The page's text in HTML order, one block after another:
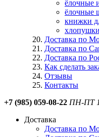
ёлочные
ёлочные
книжки
Доставка по
Доставка по
Доставка по
Как сделать
Отзывы
Контакты
+7 (985) 059-08-22 ПН-ПТ
Доставка
Доставка по